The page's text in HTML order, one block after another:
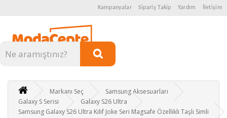
Kampanyalar Sipariş Takip Yardım İletişim
Kategoriler
Markanı Seç
Samsung Aksesuarları
Galaxy S Serisi
Galaxy S26 Ultra
Samsung Galaxy S26 Ultra Kılıf Joke Seri Magsafe Özellikli Taşlı Simli